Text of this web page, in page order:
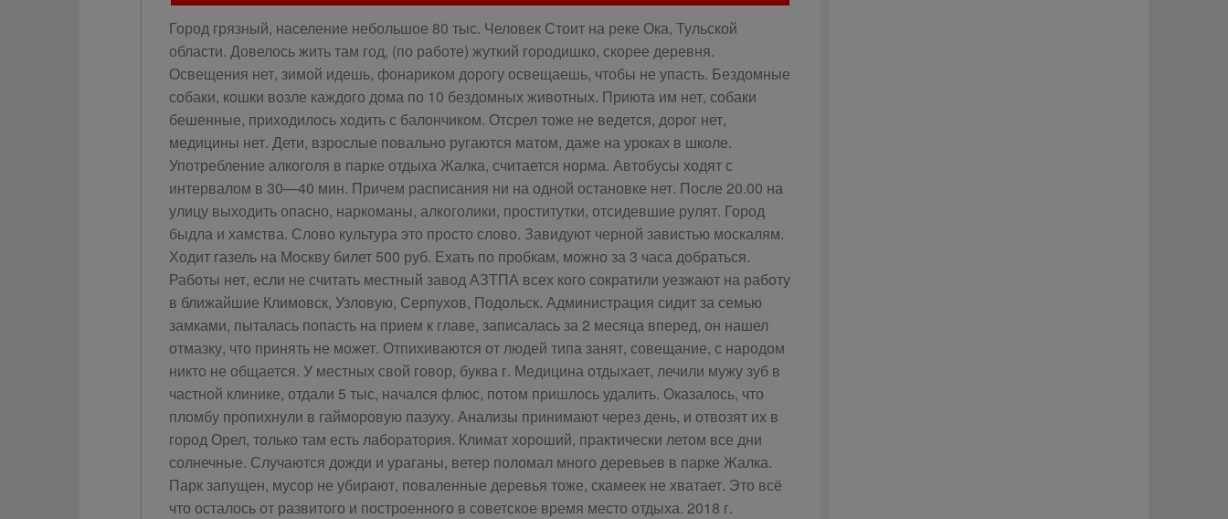
Город грязный, население небольшое 80 тыс. Человек Стоит на реке Ока, Тульской
области. Довелось жить там год, (по работе) жуткий городишко, скорее деревня.
Освещения нет, зимой идешь, фонариком дорогу освещаешь, чтобы не упасть. Бездомные
собаки, кошки возле каждого дома по 10 бездомных животных. Приюта им нет, собаки
бешенные, приходилось ходить с балончиком. Отсрел тоже не ведется, дорог нет,
медицины нет. Дети, взрослые повально ругаются матом, даже на уроках в школе.
Употребление алкоголя в парке отдыха Жалка, считается норма. Автобусы ходят с
интервалом в 30—40 мин. Причем расписания ни на одной остановке нет. После 20.00 на
улицу выходить опасно, наркоманы, алкоголики, проститутки, отсидевшие рулят. Город
быдла и хамства. Слово культура это просто слово. Завидуют черной завистью москалям.
Ходит газель на Москву билет 500 руб. Ехать по пробкам, можно за 3 часа добраться.
Работы нет, если не считать местный завод АЗТПА всех кого сократили уезжают на работу
в ближайшие Климовск, Узловую, Серпухов, Подольск. Администрация сидит за семью
замками, пыталась попасть на прием к главе, записалась за 2 месяца вперед, он нашел
отмазку, что принять не может. Отпихиваются от людей типа занят, совещание, с народом
никто не общается. У местных свой говор, буква г. Медицина отдыхает, лечили мужу зуб в
частной клинике, отдали 5 тыс, начался флюс, потом пришлось удалить. Оказалось, что
пломбу пропихнули в гайморовую пазуху. Анализы принимают через день, и отвозят их в
город Орел, только там есть лаборатория. Климат хороший, практически летом все дни
солнечные. Случаются дожди и ураганы, ветер поломал много деревьев в парке Жалка.
Парк запущен, мусор не убирают, поваленные деревья тоже, скамеек не хватает. Это всё
что осталось от развитого и построенного в советское время место отдыха. 2018 г.